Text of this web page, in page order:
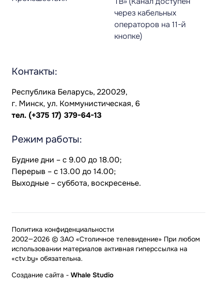
через кабельных
операторов на 11-й
кнопке)
Контакты:
Республика Беларусь, 220029,
г. Минск, ул. Коммунистическая, 6
тел. (+375 17) 379-64-13
Режим работы:
Будние дни – с 9.00 до 18.00;
Перерыв – с 13.00 до 14.00;
Выходные – суббота, воскресенье.
2002—2026 © ЗАО «Столичное телевидение» При любом
использовании материалов активная гиперссылка на
«ctv.by» обязательна.
Политика конфиденциальности
Создание сайта - Whale Studio